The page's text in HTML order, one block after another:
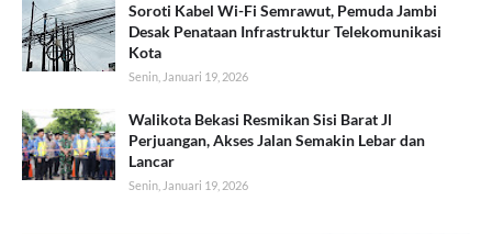
Soroti Kabel Wi-Fi Semrawut, Pemuda Jambi
Desak Penataan Infrastruktur Telekomunikasi
Kota
Senin, Januari 19, 2026
Walikota Bekasi Resmikan Sisi Barat Jl
Perjuangan, Akses Jalan Semakin Lebar dan
Lancar
Senin, Januari 19, 2026